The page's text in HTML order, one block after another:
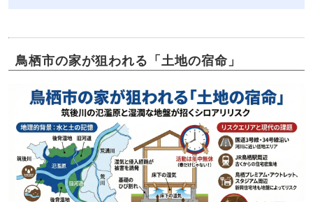
鳥栖市の家が狙われる「土地の宿命」